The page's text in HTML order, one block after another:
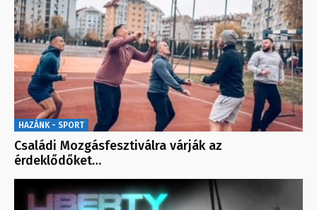
HAZÁNK - SPORT
Családi Mozgásfesztiválra várják az
érdeklődőket…